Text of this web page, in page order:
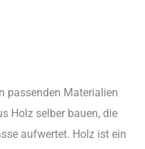
passenden Materialien
Holz selber bauen, die
aufwertet. Holz ist ein